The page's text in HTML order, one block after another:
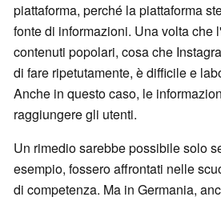
piattaforma, perché la piattaforma
fonte di informazioni. Una volta che
contenuti popolari, cosa che
di fare ripetutamente, è difficile e
Anche in questo caso, le
raggiungere gli utenti.
Un rimedio sarebbe possibile solo
esempio, fossero affrontati nelle
di competenza. Ma in Germania,